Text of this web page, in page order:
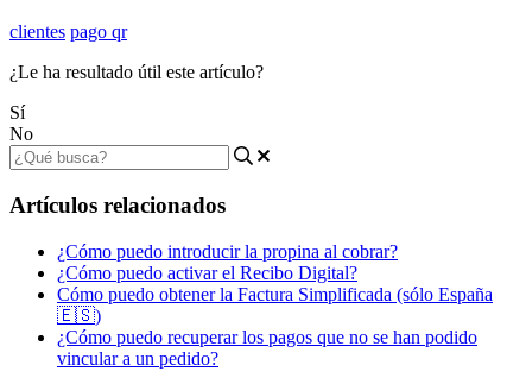
clientes pago qr
¿Le ha resultado útil este artículo?
Sí
No
Artículos relacionados
¿Cómo puedo introducir la propina al cobrar?
¿Cómo puedo activar el Recibo Digital?
Cómo puedo obtener la Factura Simplificada (sólo España
🇪🇸)
¿Cómo puedo recuperar los pagos que no se han podido
vincular a un pedido?